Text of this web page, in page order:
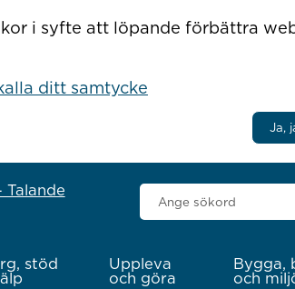
i syfte att löpande förbättra
ditt samtycke
Ja,
Talande
Sök
här
stöd
Uppleva
och göra
Bygga,
och